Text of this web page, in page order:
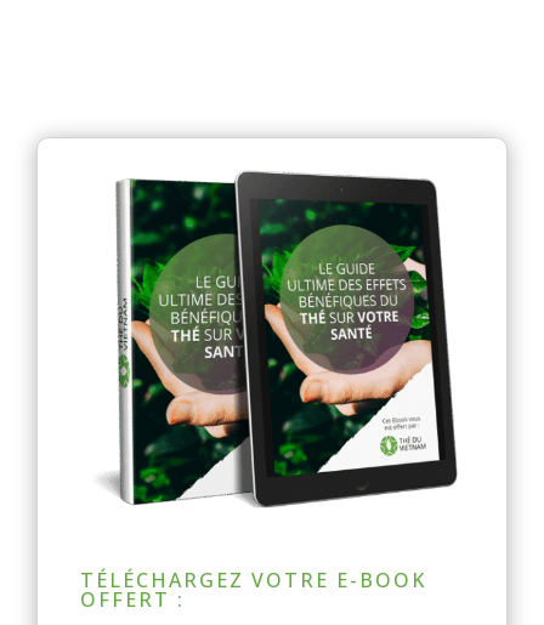
TÉLÉCHARGEZ VOTRE E-BOOK
OFFERT :